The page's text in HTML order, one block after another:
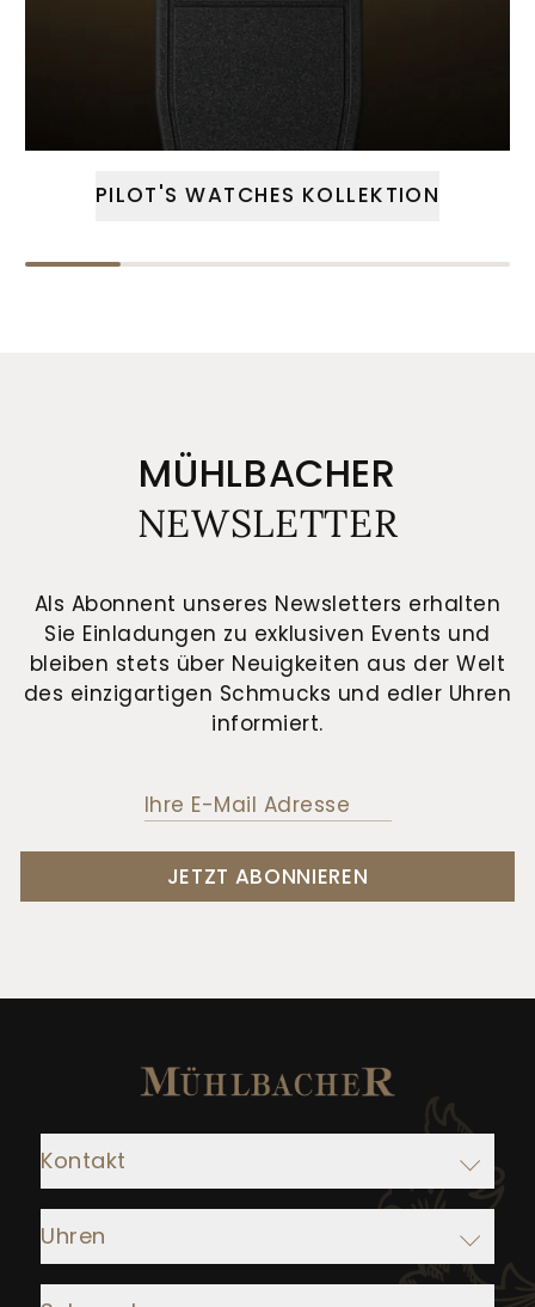
PILOT'S WATCHES KOLLEKTION
MÜHLBACHER
NEWSLETTER
Als Abonnent unseres Newsletters erhalten
Sie Einladungen zu exklusiven Events und
bleiben stets über Neuigkeiten aus der Welt
des einzigartigen Schmucks und edler Uhren
informiert.
JETZT ABONNIEREN
Kontakt
Adresse:
Juwelier Mühlbacher
93047 Regensburg
Uhren
Rolex